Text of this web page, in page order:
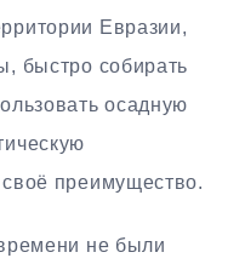
Евразии,
быстро собирать
осадную
преимущество.
не были